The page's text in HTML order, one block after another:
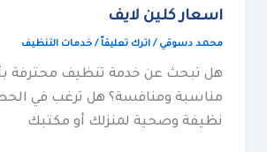
اسعار كلين لايف
محمد دسوقي /اترك تعليقاً /خدمات التنظيف
هل تبحث عن خدمة تنظيف محترفة
مناسبة ومنافسة؟ هل ترغب في
نظيفة وصحية لمنزلك أو مكتبك